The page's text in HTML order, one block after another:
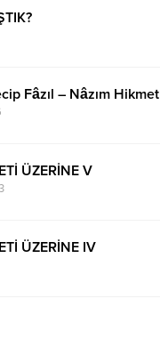
Fâzıl – Nâzım Hikmet
ÜZERİNE V
ÜZERİNE IV